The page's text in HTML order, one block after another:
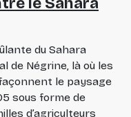
du Sahara
de Négrine, là où les
le paysage
sous forme de
d’agriculteurs